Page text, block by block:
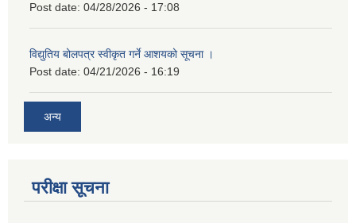
Post date: 04/28/2026 - 17:08
विद्युतिय बोलपत्र स्वीकृत गर्ने आशयको सूचना ।
Post date: 04/21/2026 - 16:19
अन्य
परीक्षा सूचना